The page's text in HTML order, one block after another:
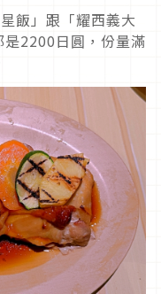
飯」跟「耀西義大
2200日圓，份量滿